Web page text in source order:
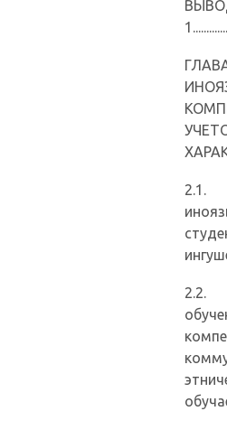
2.1.
2.2.